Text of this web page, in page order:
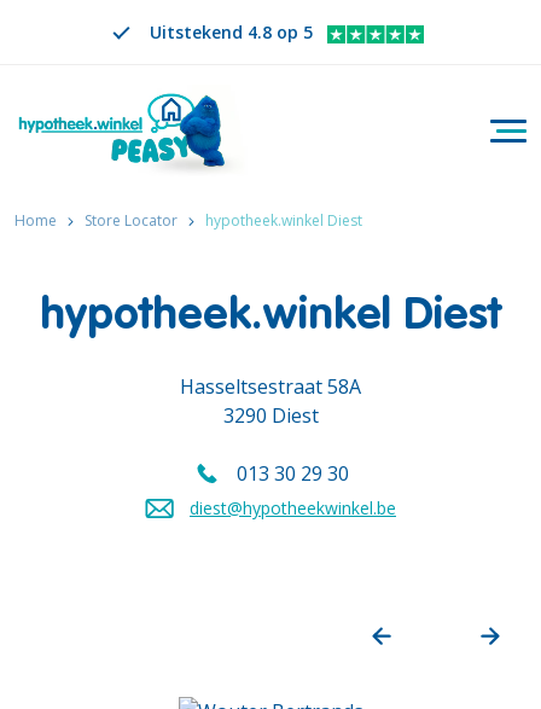
Uitstekend 4.8 op 5
Zoeken
VERANDER TAAL. GESELECTEERDE TAAL IS
NL
Home Store Locator hypotheek.winkel Diest
hypotheek.winkel Diest
Hasseltsestraat 58A
3290 Diest
Bel ons op
013 30 29 30
Stuur een mail naar
diest@hypotheekwinkel.be